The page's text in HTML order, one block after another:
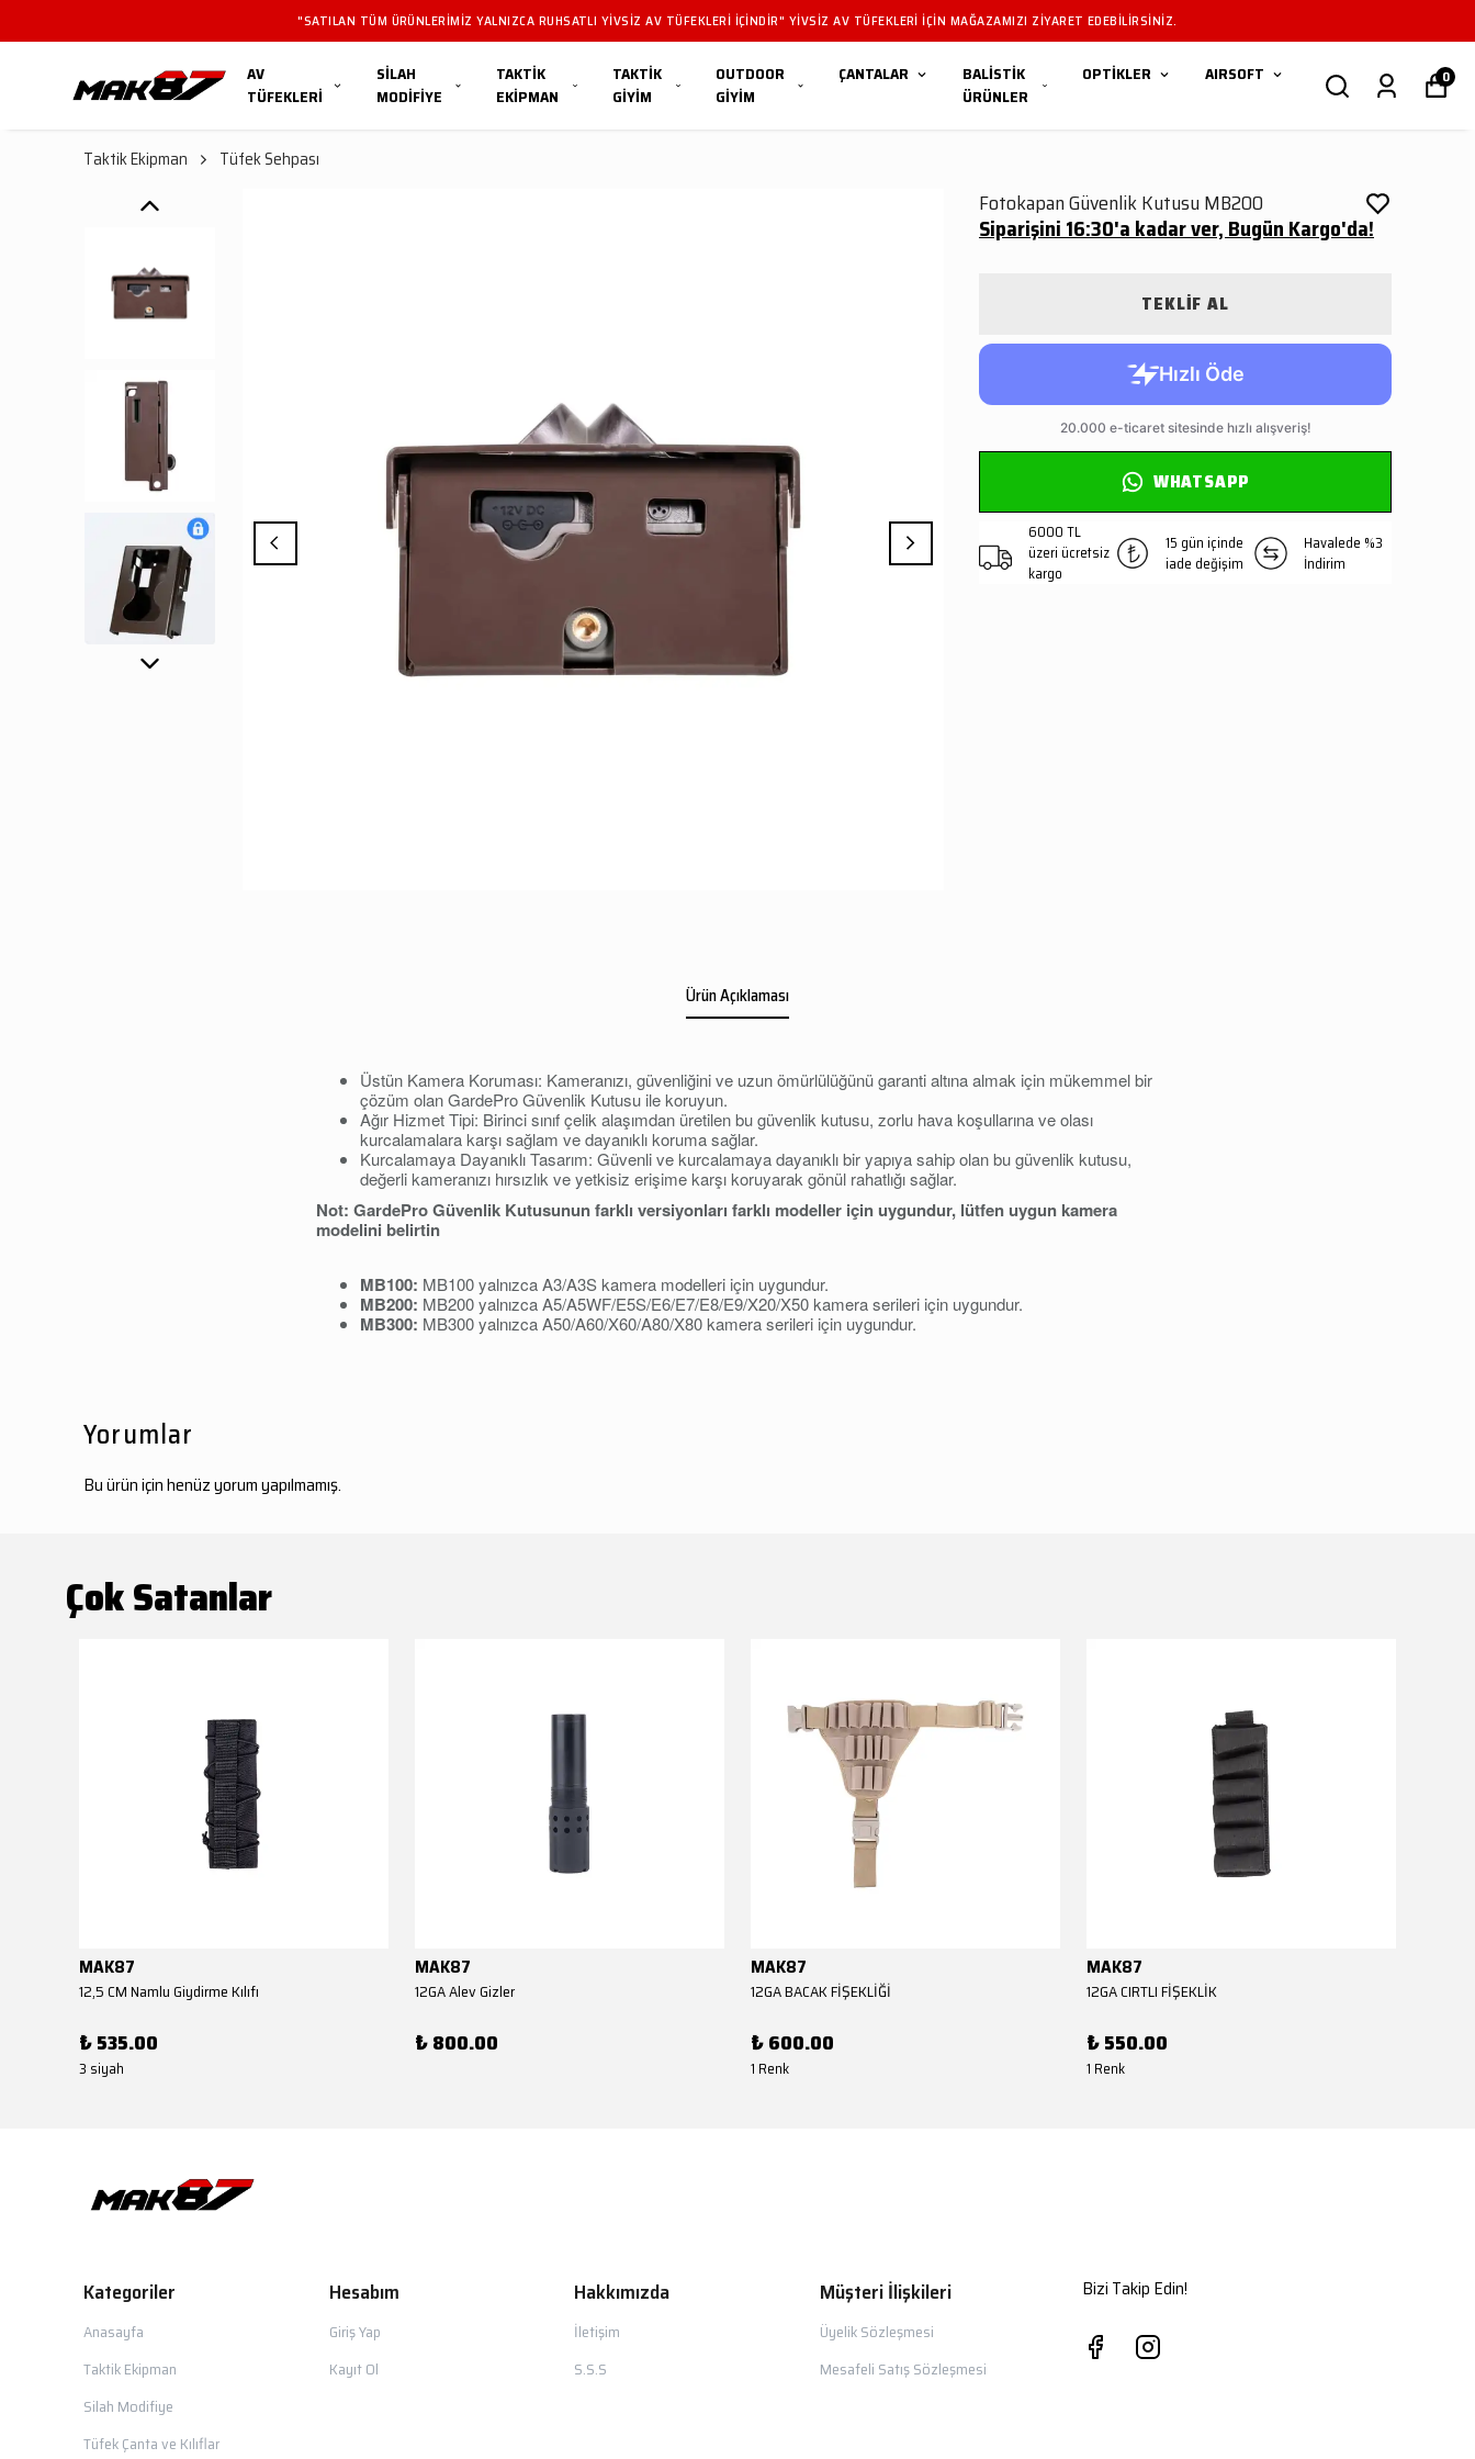
"SATILAN TÜM ÜRÜNLERIMIZ YALNIZCA RUHSATLI YIVSIZ AV TÜFEKLERI IÇINDIR" YIVSIZ AV TÜFEKLERI IÇIN MAĞAZAMIZI ZIYARET EDEBILIRSINIZ.
AV
TÜFEKLERİ
SİLAH
MODİFİYE
TAKTİK
EKİPMAN
TAKTİK
GİYİM
OUTDOOR
GİYİM
ÇANTALAR
BALİSTİK
ÜRÜNLER
OPTİKLER AIRSOFT 0
Taktik Ekipman Tüfek Sehpası
Fotokapan Güvenlik Kutusu MB200
Siparişini 16:30'a kadar ver, Bugün Kargo'da!
TEKLİF AL
WHATSAPP
6000 TL
üzeri ücretsiz
kargo
15 gün içinde
iade değişim
Havalede %3
İndirim
Ürün Açıklaması
Üstün Kamera Koruması: Kameranızı, güvenliğini ve uzun ömürlülüğünü garanti altına almak için mükemmel bir
çözüm olan GardePro Güvenlik Kutusu ile koruyun.
Ağır Hizmet Tipi: Birinci sınıf çelik alaşımdan üretilen bu güvenlik kutusu, zorlu hava koşullarına ve olası
kurcalamalara karşı sağlam ve dayanıklı koruma sağlar.
Kurcalamaya Dayanıklı Tasarım: Güvenli ve kurcalamaya dayanıklı bir yapıya sahip olan bu güvenlik kutusu,
değerli kameranızı hırsızlık ve yetkisiz erişime karşı koruyarak gönül rahatlığı sağlar.
Not: GardePro Güvenlik Kutusunun farklı versiyonları farklı modeller için uygundur, lütfen uygun kamera
modelini belirtin
MB100: MB100 yalnızca A3/A3S kamera modelleri için uygundur.
MB200: MB200 yalnızca A5/A5WF/E5S/E6/E7/E8/E9/X20/X50 kamera serileri için uygundur.
MB300: MB300 yalnızca A50/A60/X60/A80/X80 kamera serileri için uygundur.
Yorumlar
Bu ürün için henüz yorum yapılmamış.
Çok Satanlar
MAK87
12,5 CM Namlu Giydirme Kılıfı
₺ 535.00
3 siyah
MAK87
12GA Alev Gizler
₺ 800.00
MAK87
12GA BACAK FİŞEKLİĞİ
₺ 600.00
1 Renk
MAK87
12GA CIRTLI FİŞEKLİK
₺ 550.00
1 Renk
Kategoriler
Anasayfa
Taktik Ekipman
Silah Modifiye
Tüfek Çanta ve Kılıflar
Hesabım
Giriş Yap
Kayıt Ol
Hakkımızda
İletişim
S.S.S
Müşteri İlişkileri
Üyelik Sözleşmesi
Mesafeli Satış Sözleşmesi
Bizi Takip Edin!